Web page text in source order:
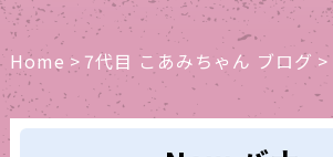
Home > 7代目 こあみちゃん ブログ >